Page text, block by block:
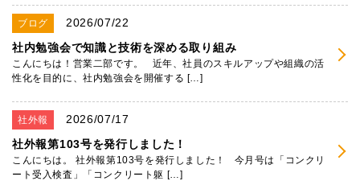
ブログ
2026/07/22
社内勉強会で知識と技術を深める取り組み
こんにちは！営業二部です。 近年、社員のスキルアップや組織の活
性化を目的に、社内勉強会を開催する […]
社外報
2026/07/17
社外報第103号を発行しました！
こんにちは。 社外報第103号を発行しました！ 今月号は「コンクリ
ート受入検査」「コンクリート躯 […]